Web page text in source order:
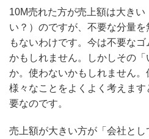
10M売れた方が売上額は大きい
い？）のですが、不要な分量
もないわけです。今は不要な
かもしれません。しかしその「
か。使わないかもしれません。
様々なことをよくよく考えま
要なのです。
売上額が大きい方が「会社と